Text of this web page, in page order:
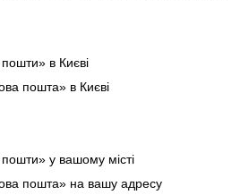
в Києві
пошта» в Києві
у вашому місті
пошта» на вашу адресу